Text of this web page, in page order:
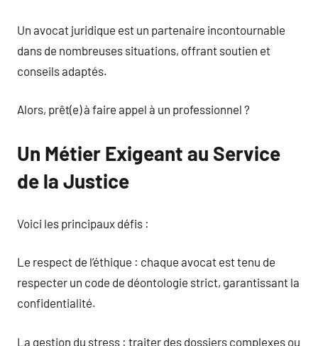
Un avocat juridique est un partenaire incontournable
dans de nombreuses situations, offrant soutien et
conseils adaptés.
Alors, prêt(e) à faire appel à un professionnel ?
Un Métier Exigeant au Service
de la Justice
Voici les principaux défis :
Le respect de l’éthique : chaque avocat est tenu de
respecter un code de déontologie strict, garantissant la
confidentialité.
La gestion du stress : traiter des dossiers complexes ou